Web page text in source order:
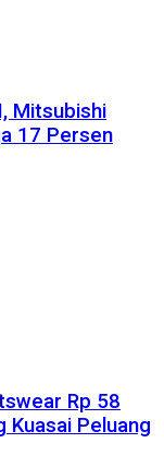
Mitsubishi
17 Persen
Rp 58
Kuasai Peluang